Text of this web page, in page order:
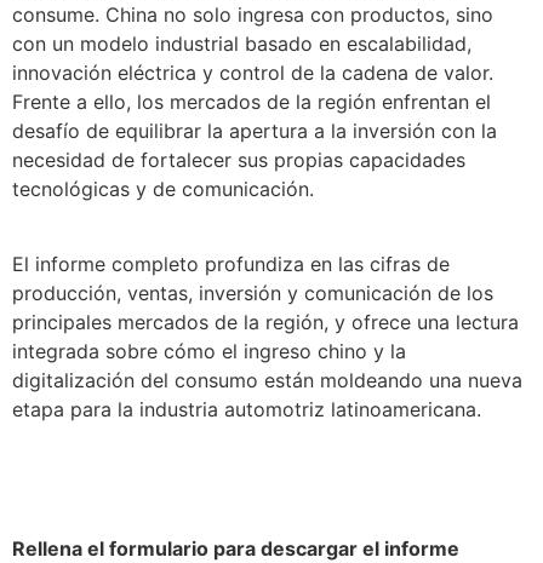
consume. China no solo ingresa con productos, sino
con un modelo industrial basado en escalabilidad,
innovación eléctrica y control de la cadena de valor.
Frente a ello, los mercados de la región enfrentan el
desafío de equilibrar la apertura a la inversión con la
necesidad de fortalecer sus propias capacidades
tecnológicas y de comunicación.
El informe completo profundiza en las cifras de
producción, ventas, inversión y comunicación de los
principales mercados de la región, y ofrece una lectura
integrada sobre cómo el ingreso chino y la
digitalización del consumo están moldeando una nueva
etapa para la industria automotriz latinoamericana.
Rellena el formulario para descargar el informe